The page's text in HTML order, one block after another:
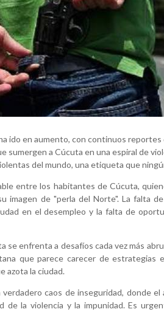
ido en aumento, con continuos
sumergen a Cúcuta en una espiral de
del mundo, una etiqueta que
entre los habitantes de Cúcuta,
imagen de "perla del Norte". La falta
en el desempleo y la falta de
se enfrenta a desafíos cada vez más
que parece carecer de estrategias
azota la ciudad.
caos de inseguridad, donde
de la violencia y la impunidad. Es